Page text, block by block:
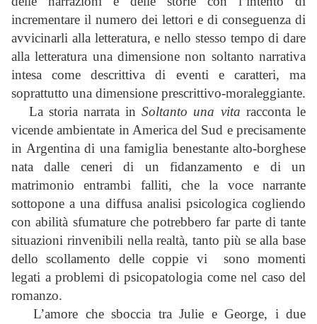
incrementare il numero dei lettori e di conseguenza di
avvicinarli alla letteratura, e nello stesso tempo di dare
alla letteratura una dimensione non soltanto narrativa
intesa come descrittiva di eventi e caratteri, ma
soprattutto una dimensione prescrittivo-moraleggiante.
La storia narrata inSoltanto una vita racconta le
vicende ambientate in America del Sud e precisamente
in Argentina di una famiglia benestante alto-borghese
nata dalle ceneri di un fidanzamento e di un
matrimonio entrambi falliti, che la voce narrante
sottopone a una diffusa analisi psicologica cogliendo
con abilità sfumature che potrebbero far parte di tante
situazioni rinvenibili nella realtà, tanto più se alla base
dello scollamento delle coppie vi sono momenti
legati a problemi di psicopatologia come nel caso del
romanzo.
L’amore che sboccia tra Julie e George, i due